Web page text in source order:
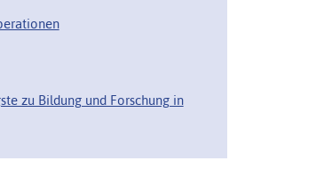
zu Bildung und Forschung in